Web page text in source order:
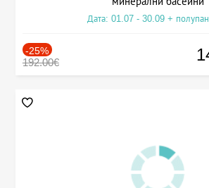
Дата: 01.07 - 30.09 +
-25%
192.00€